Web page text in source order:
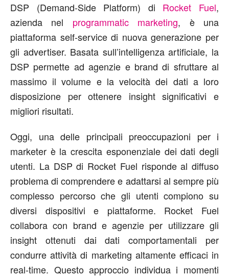
DSP (Demand-Side Platform) di Rocket Fuel,
azienda nel programmatic marketing, è una
piattaforma self-service di nuova generazione per
gli advertiser. Basata sull’intelligenza artificiale, la
DSP permette ad agenzie e brand di sfruttare al
massimo il volume e la velocità dei dati a loro
disposizione per ottenere insight significativi e
migliori risultati.
Oggi, una delle principali preoccupazioni per i
marketer è la crescita esponenziale dei dati degli
utenti. La DSP di Rocket Fuel risponde al diffuso
problema di comprendere e adattarsi al sempre più
complesso percorso che gli utenti compiono su
diversi dispositivi e piattaforme. Rocket Fuel
collabora con brand e agenzie per utilizzare gli
insight ottenuti dai dati comportamentali per
condurre attività di marketing altamente efficaci in
real-time. Questo approccio individua i momenti